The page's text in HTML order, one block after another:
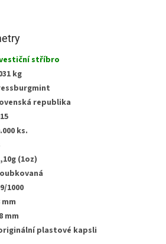
stříbro
kg
republika
ks.
(1oz)
1000
mm
mm
plastové kapsli